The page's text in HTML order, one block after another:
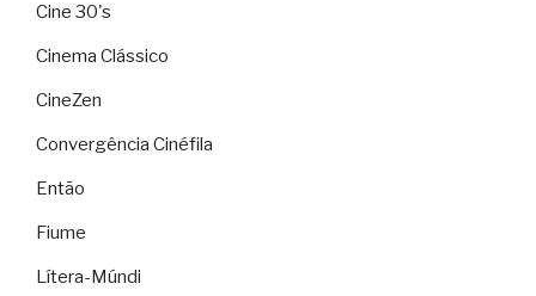
Cine 30's
Cinema Clássico
CineZen
Convergência Cinéfila
Então
Fiume
Lítera-Múndi